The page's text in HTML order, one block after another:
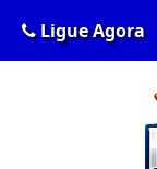
Ligue Agora